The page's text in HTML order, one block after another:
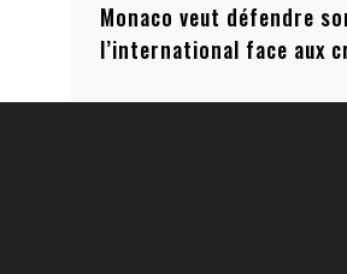
Monaco veut défendre
l’international face aux